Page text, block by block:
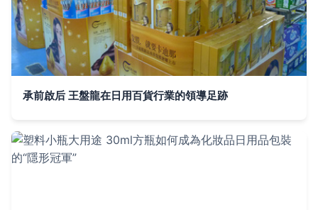
承前啟后 王盤龍在日用百貨行業的領導足跡